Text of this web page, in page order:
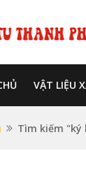
VẬT LIỆU
Tìm kiếm "ký